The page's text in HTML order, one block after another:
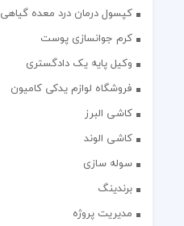
کپسول درمان درد معده گیاهی
کرم جوانسازی پوست
وکیل پایه یک دادگستری
فروشگاه لوازم یدکی کامیون
کاشی البرز
کاشی الوند
سوله سازی
برندینگ
مدیریت پروژه